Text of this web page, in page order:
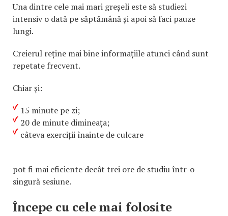
Una dintre cele mai mari greșeli este să studiezi
intensiv o dată pe săptămână și apoi să faci pauze
lungi.
Creierul reține mai bine informațiile atunci când sunt
repetate frecvent.
Chiar și:
15 minute pe zi;
20 de minute dimineața;
câteva exerciții înainte de culcare
pot fi mai eficiente decât trei ore de studiu într-o
singură sesiune.
Începe cu cele mai folosite